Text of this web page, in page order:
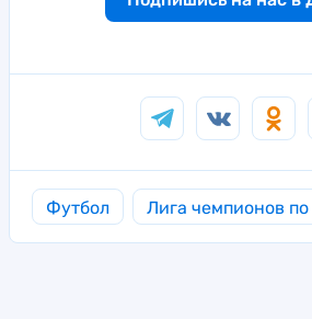
Футбол Лига чемпионов